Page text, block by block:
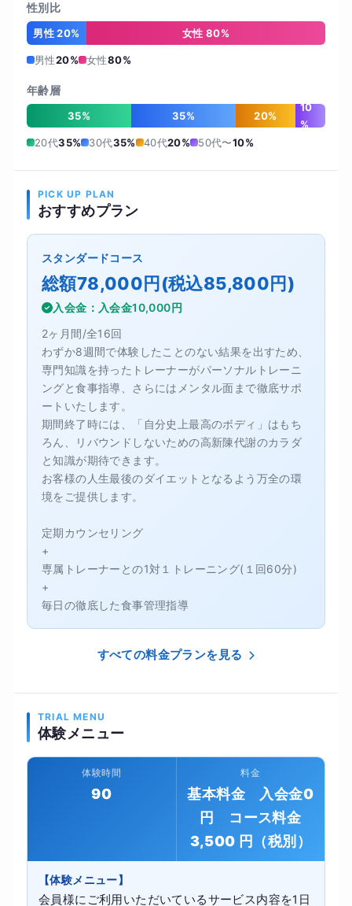
性別比
男性 20% 女性 80%
男性20% 女性80%
年齢層
35% 35% 20%
10
%
20代35% 30代35% 40代20% 50代〜10%
PICK UP PLAN
おすすめプラン
スタンダードコース
総額78,000円(税込85,800円)
入会金：入会金10,000円
2ヶ月間/全16回
わずか8週間で体験したことのない結果を出すため、
専門知識を持ったトレーナーがパーソナルトレーニ
ングと食事指導、さらにはメンタル面まで徹底サポ
ートいたします。
期間終了時には、「自分史上最高のボディ」はもち
ろん、リバウンドしないための高新陳代謝のカラダ
と知識が期待できます。
お客様の人生最後のダイエットとなるよう万全の環
境をご提供します。
定期カウンセリング
+
専属トレーナーとの1対１トレーニング(１回60分)
+
毎日の徹底した食事管理指導
すべての料金プランを見る
TRIAL MENU
体験メニュー
体験時間
90
料金
基本料金 入会金0
円 コース料金
3,500 円（税別）
【体験メニュー】
会員様にご利用いただいているサービス内容を1日